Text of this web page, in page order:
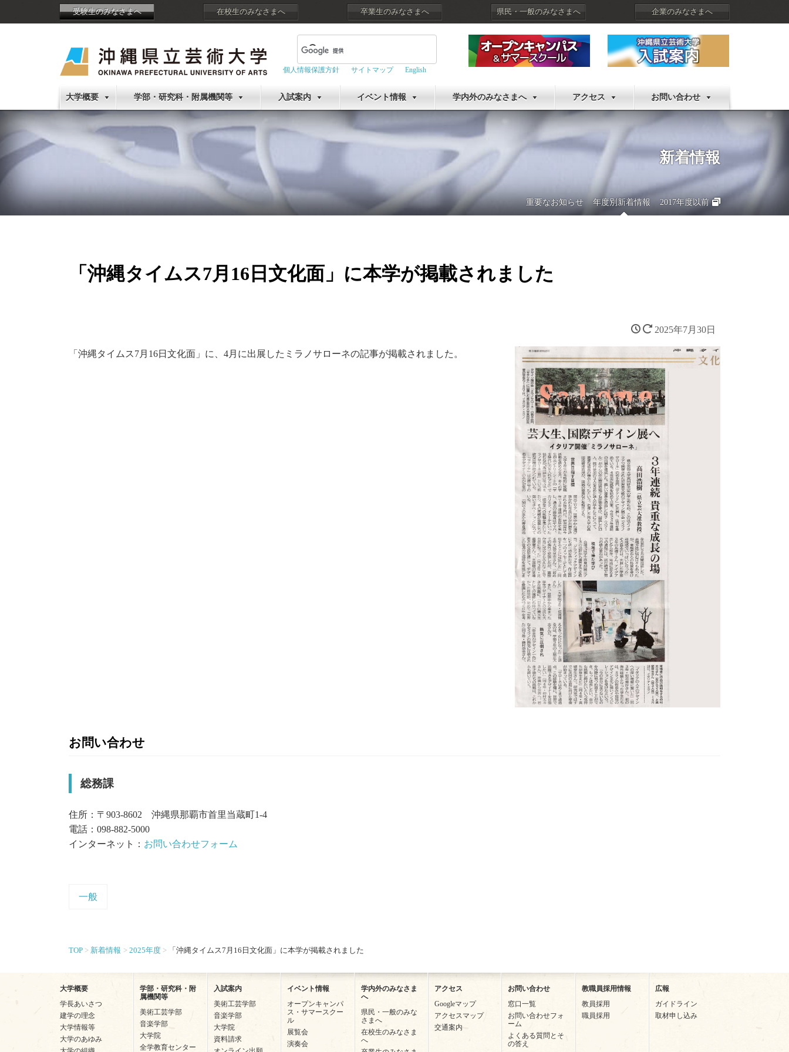
受験生のみなさまへ 在校生のみなさまへ 卒業生のみなさまへ 県民・一般のみなさまへ 企業のみなさまへ
個人情報保護方針 サイトマップ English
大学概要 学部・研究科・附属機関等 入試案内 イベント情報 学内外のみなさまへ アクセス お問い合わせ
新着情報
重要なお知らせ 年度別新着情報 2017年度以前
「沖縄タイムス7月16日文化面」に本学が掲載されました
2025年7月30日
「沖縄タイムス7月16日文化面」に、4月に出展したミラノサローネの記事が掲載されました。
お問い合わせ
総務課
住所：〒903-8602 沖縄県那覇市首里当蔵町1-4
電話：098-882-5000
インターネット： お問い合わせフォーム
一般
TOP 新着情報 2025年度 「沖縄タイムス7月16日文化面」に本学が掲載されました
大学概要
学長あいさつ
建学の理念
大学情報等
大学のあゆみ
学部・研究科・附
属機関等
美術工芸学部
音楽学部
大学院
全学教育センター
入試案内
美術工芸学部
音楽学部
大学院
資料請求
イベント情報
オープンキャンパ
ス・サマースクー
ル
展覧会
演奏会
学内外のみなさま
へ
県民・一般のみな
さまへ
在校生のみなさま
へ
アクセス
Googleマップ
アクセスマップ
交通案内
お問い合わせ
窓口一覧
お問い合わせフォ
ーム
よくある質問とそ
の答え
教職員採用情報
教員採用
職員採用
広報
ガイドライン
取材申し込み